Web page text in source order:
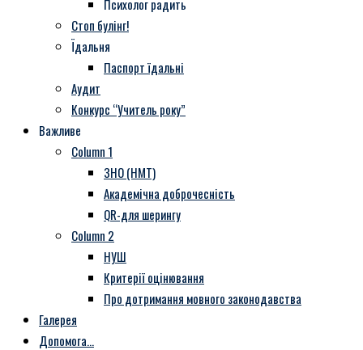
Психолог радить
Стоп булінг!
Їдальня
Паспорт їдальні
Аудит
Конкурс “Учитель року”
Важливе
Column 1
ЗНО (НМТ)
Академічна доброчесність
QR-для шерингу
Column 2
НУШ
Критерії оцінювання
Про дотримання мовного законодавства
Галерея
Допомога…